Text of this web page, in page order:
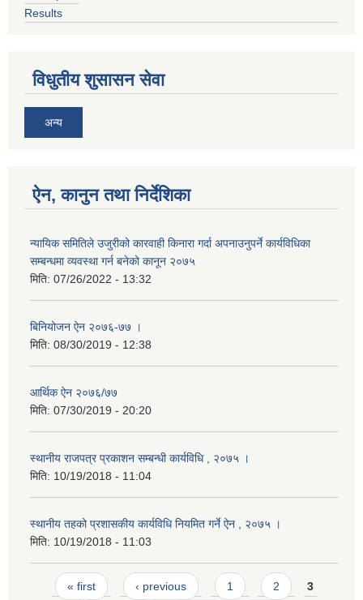
Results
विधुतीय शुसासन सेवा
अन्य
ऐन, कानुन तथा निर्देशिका
न्यायिक समितिले उजुरीको कारवाही किनारा गर्दा अपनाउनुपर्ने कार्यविधिका
सम्बन्धमा व्यवस्था गर्न बनेको कानून २०७५
मिति: 07/26/2022 - 13:32
बिनियोजन ऐन २०७६-७७ ।
मिति: 08/30/2019 - 12:38
आर्थिक ऐन २०७६/७७
मिति: 07/30/2019 - 20:20
स्थानीय राजपत्र प्रकाशन सम्बन्धी कार्यविधि , २०७५ ।
मिति: 10/19/2018 - 11:04
स्थानीय तहको प्रशासकीय कार्यविधि नियमित गर्ने ऐन , २०७५ ।
मिति: 10/19/2018 - 11:03
Pages
« first ‹ previous 1 2 3